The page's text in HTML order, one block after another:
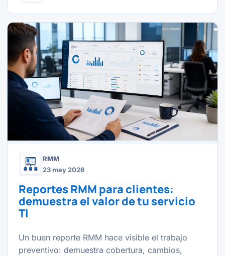
RMM
23 may 2026
Reportes RMM para clientes:
demuestra el valor de tu servicio
TI
Un buen reporte RMM hace visible el trabajo
preventivo: demuestra cobertura, cambios,